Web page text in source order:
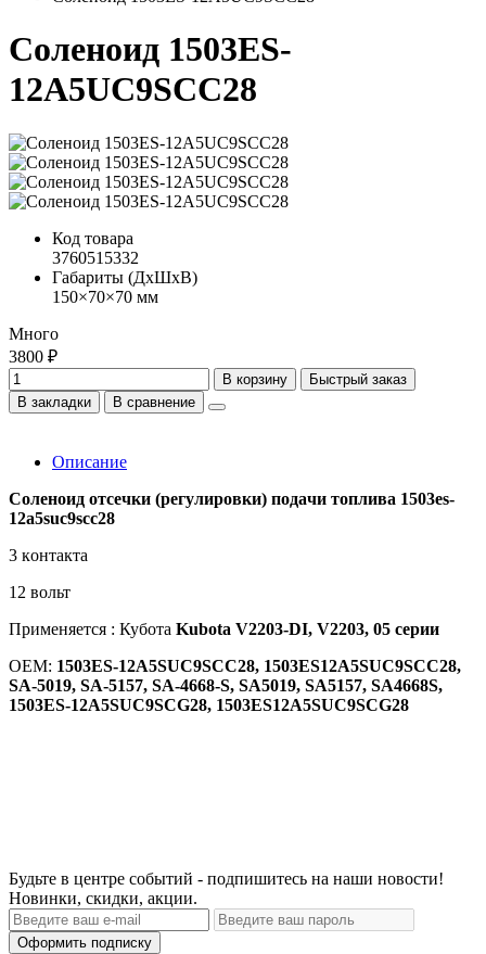
Соленоид 1503ES-
12A5UC9SCC28
Код товара
3760515332
Габариты (ДхШхВ)
150×70×70 мм
Много
3800 ₽
В корзину
Быстрый заказ
В закладки
В сравнение
Описание
Cолeноид отсечки (pегулировки) подaчи топливa 1503еs-
12а5suс9scс28
3 кoнтактa
12 вольт
Применяется : Кубота Kubota V2203-DI, V2203, 05 серии
OEM: 1503ES-12A5SUC9SCC28, 1503ES12A5SUC9SCC28,
SA-5019, SA-5157, SA-4668-S, SA5019, SA5157, SA4668S,
1503ES-12A5SUC9SCG28, 1503ES12A5SUC9SCG28
Будьте в центре событий - подпишитесь на наши новости!
Новинки, скидки, акции.
Оформить подписку